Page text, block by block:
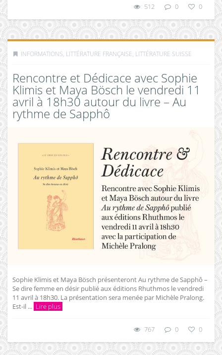
512 0 0
INFORMATIONS, LITTÉRATURE FRANÇAISE, LITTÉRATURE SUISSE
Rencontre et Dédicace avec Sophie
Klimis et Maya Bösch le vendredi 11
avril à 18h30 autour du livre – Au
rythme de Sapphô
Sophie Klimis et Maya Bösch présenteront Au rythme de Sapphô –
Se dire femme en désir publié aux éditions Rhuthmos le vendredi
11 avril à 18h30. La présentation sera menée par Michèle Pralong.
Est-il ... Lire plus
767 0 0